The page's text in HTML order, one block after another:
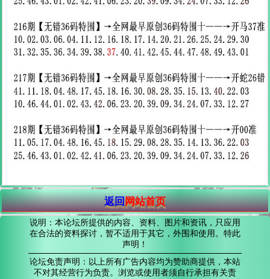
返回网站首页
说明：本论坛所提供的内容、资料、图片和资讯，只应用
在合法的资料探讨，暂不适用于其它，外围和使用。特此
声明！
论坛免责声明：以上所有广告内容均为赞助商提供，本站
不对其经营行为负责。浏览或使用者须自行承担有关责